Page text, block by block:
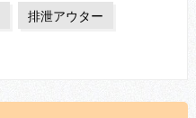
排泄アウター